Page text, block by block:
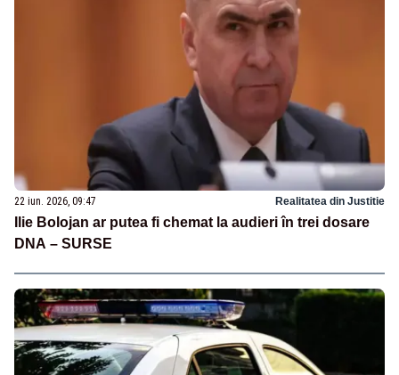
22 iun. 2026, 09:47 Realitatea din Justitie
Ilie Bolojan ar putea fi chemat la audieri în trei dosare
DNA – SURSE